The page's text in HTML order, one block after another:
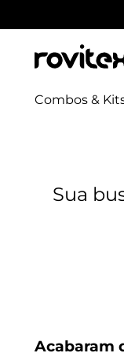
Combos &
Acabaram